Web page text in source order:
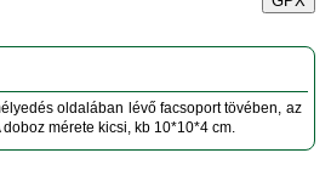
oldalában lévő facsoport tövében, az
mérete kicsi, kb 10*10*4 cm.